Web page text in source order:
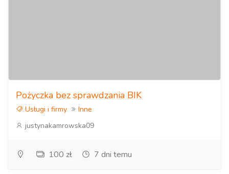
Pożyczka bez sprawdzania BIK
Usługi i firmy
Inne
justynakamrowska09
100 zł 7 dni temu